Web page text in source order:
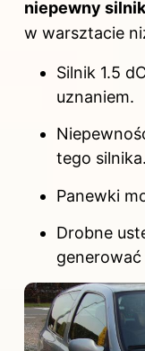
niepewny silnik
w warsztacie
Silnik 1.5
uznaniem.
tego silnika.
Panewki
Drobne